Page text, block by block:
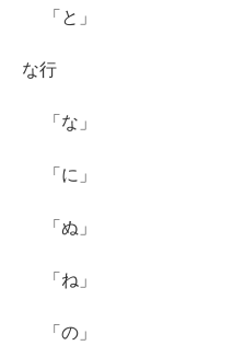
「と」
な行
「な」
「に」
「ぬ」
「ね」
「の」